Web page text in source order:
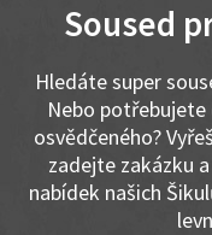
Soused
Hledáte super
Nebo
osvědčeného?
zadejte zakázku
nabídek našich